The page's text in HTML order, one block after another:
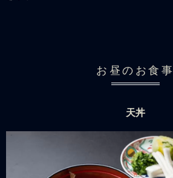
お昼のお食事
天丼